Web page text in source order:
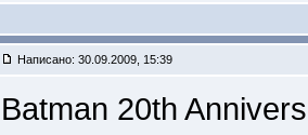
Написано: 30.09.2009, 15:39
Batman 20th